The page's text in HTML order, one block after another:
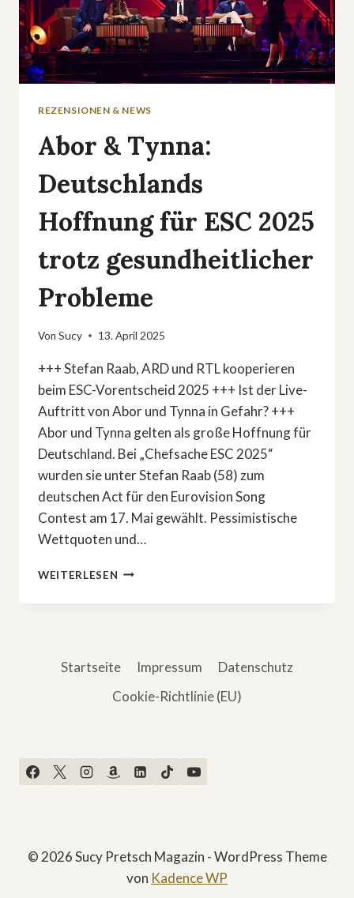
REZENSIONEN & NEWS
Abor & Tynna:
Deutschlands
Hoffnung für ESC 2025
trotz gesundheitlicher
Probleme
Von Sucy 13. April 2025
+++ Stefan Raab, ARD und RTL kooperieren
beim ESC-Vorentscheid 2025 +++ Ist der Live-
Auftritt von Abor und Tynna in Gefahr? +++
Abor und Tynna gelten als große Hoffnung für
Deutschland. Bei „Chefsache ESC 2025“
wurden sie unter Stefan Raab (58) zum
deutschen Act für den Eurovision Song
Contest am 17. Mai gewählt. Pessimistische
Wettquoten und…
WEITERLESEN ABOR
TYNNA:
ESC
TROTZ
Startseite Impressum
Datenschutz
Cookie-Richtlinie (EU)
© 2026 Sucy Pretsch Magazin - WordPress Theme
von Kadence WP